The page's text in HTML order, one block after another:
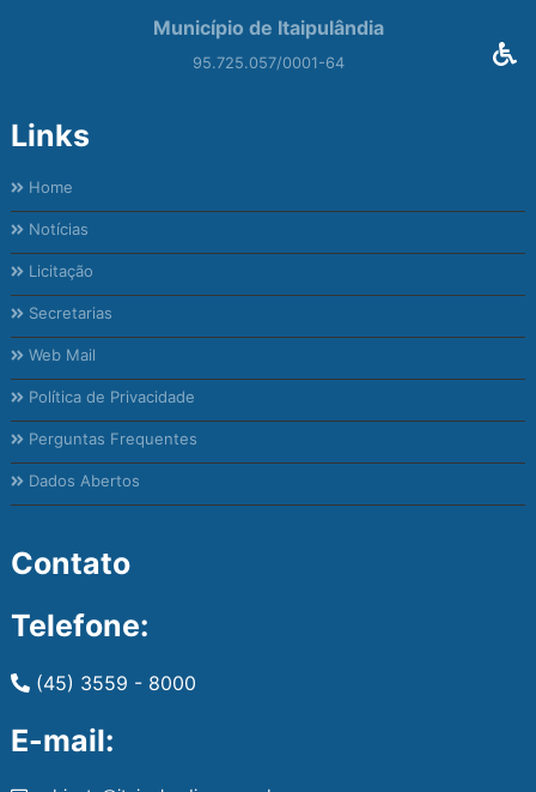
Município de Itaipulândia
95.725.057/0001-64
Links
Home
Notícias
Licitação
Secretarias
Web Mail
Política de Privacidade
Perguntas Frequentes
Dados Abertos
Contato
Telefone:
(45) 3559 - 8000
E-mail: